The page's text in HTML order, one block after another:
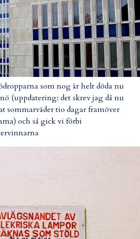
som nog är helt döda nu
(uppdatering: det skrev jag då nu
sommarväder tio dagar framöver
och så gick vi förbi